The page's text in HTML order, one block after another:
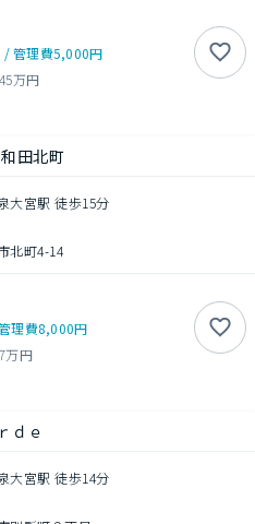
/管理費5,000円
万円
田北町
大宮駅 徒歩15分
北町4-14
理費8,000円
万円
ｄｅ
大宮駅 徒歩14分